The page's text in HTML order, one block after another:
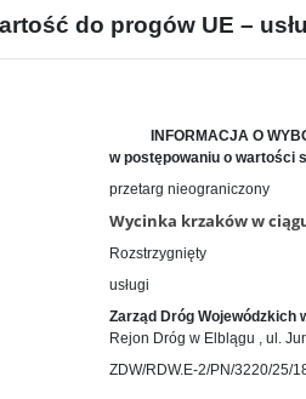
do progów UE –
INFORMACJA O
w postępowaniu o wartości
przetarg nieograniczony
Wycinka krzaków w
Rozstrzygnięty
usługi
Zarząd Dróg Wojewódzkich
Rejon Dróg w Elblągu , ul.
ZDW/RDW.E-2/PN/3220/25/